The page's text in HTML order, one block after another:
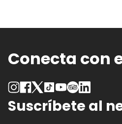
Conecta con
Suscríbete al